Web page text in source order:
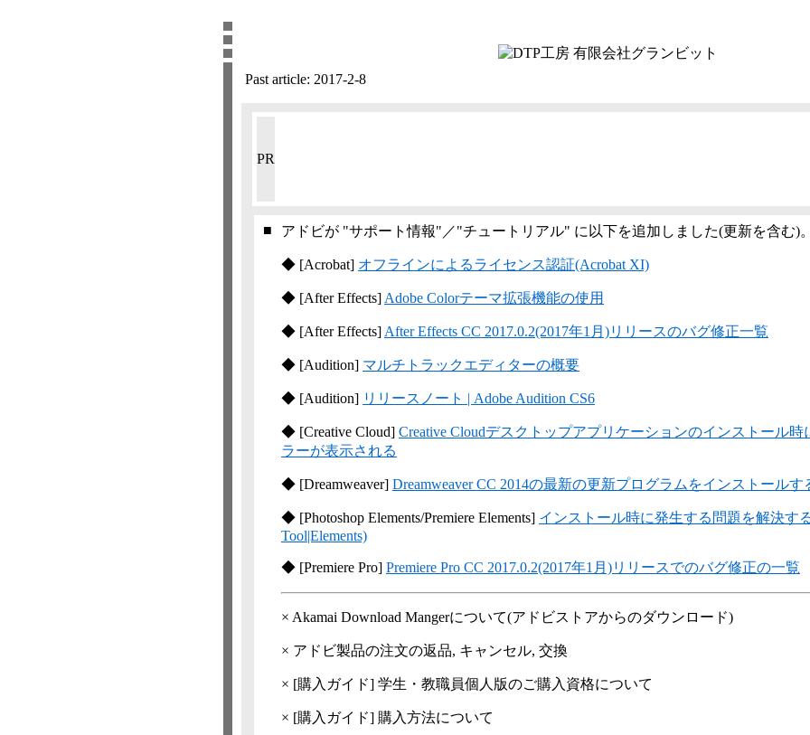
Past article: 2017-2-8
PR
■ アドビが "サポート情報"／"チュートリアル" に以下を追加しました(更新を含む)。
◆ [Acrobat] オフラインによるライセンス認証(Acrobat XI)
◆ [After Effects] Adobe Colorテーマ拡張機能の使用
◆ [After Effects] After Effects CC 2017.0.2(2017年1月)リリースのバグ修正一覧
◆ [Audition] マルチトラックエディターの概要
◆ [Audition] リリースノート | Adobe Audition CS6
◆ [Creative Cloud] Creative Cloudデスクトップアプリケーションのインストール時
ラーが表示される
◆ [Dreamweaver] Dreamweaver CC 2014の最新の更新プログラムをインストールす
◆ [Photoshop Elements/Premiere Elements] インストール時に発生する問題を解決す
Tool|Elements)
◆ [Premiere Pro] Premiere Pro CC 2017.0.2(2017年1月)リリースでのバグ修正の一覧
× Akamai Download Mangerについて(アドビストアからのダウンロード)
× アドビ製品の注文の返品, キャンセル, 交換
× [購入ガイド] 学生・教職員個人版のご購入資格について
× [購入ガイド] 購入方法について